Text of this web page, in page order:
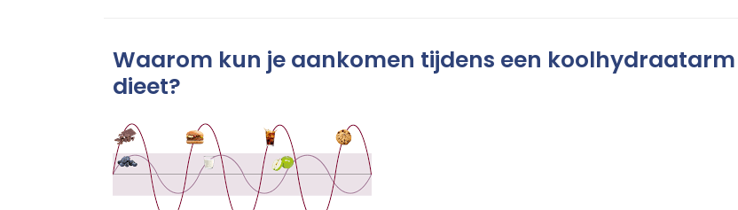
Waarom kun je aankomen tijdens een koolhydraatarm
dieet?